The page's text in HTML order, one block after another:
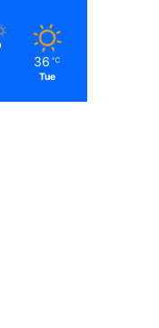
36 ℃
Tue